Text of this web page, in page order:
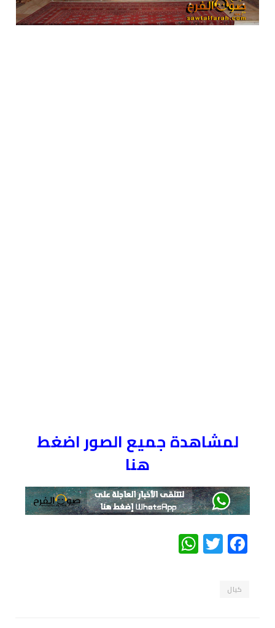
لمشاهدة جميع الصور اضغط
هنا
Facebook
Twitter
WhatsApp
كيال